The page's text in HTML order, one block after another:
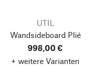
UTIL
Wandsideboard Plié
998,00 €
+ weitere Varianten